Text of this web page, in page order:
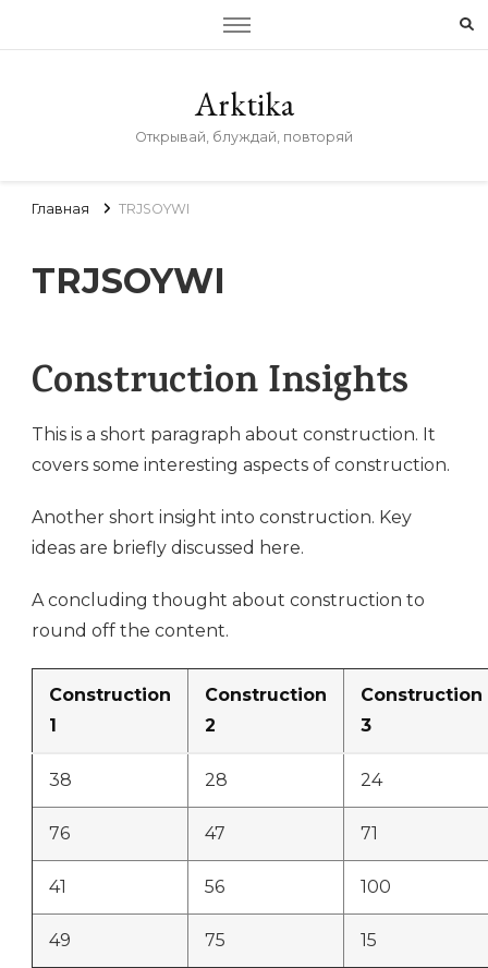
Arktika
Открывай, блуждай, повторяй
Главная TRJSOYWI
TRJSOYWI
Construction Insights
This is a short paragraph about construction. It
covers some interesting aspects of construction.
Another short insight into construction. Key
ideas are briefly discussed here.
A concluding thought about construction to
round off the content.
Construction
1
Construction
2
Construction
3
38 28 24
76 47 71
41 56 100
49 75 15